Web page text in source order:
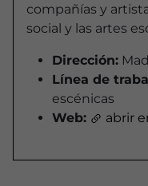
compañías y
social y las artes
Dirección:
Línea de
escénicas
Web:
abrir